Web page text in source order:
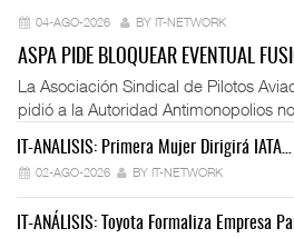
04-AGO-2026 BY IT-NETWORK
ASPA PIDE BLOQUEAR EVENTUAL
La Asociación Sindical de Pilotos
pidió a la Autoridad Antimonopolios no
IT-ANÁLISIS: Primera Mujer Dirigirá IATA…
02-AGO-2026 BY IT-NETWORK
IT-ANÁLISIS: Toyota Formaliza Empresa